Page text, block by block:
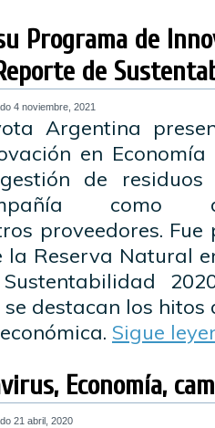
Programa de
de
4 noviembre, 2021
Argentina
en
de
como
proveedores.
la Reserva Natural
destacan los
Sigue
Economía,
21 abril, 2020